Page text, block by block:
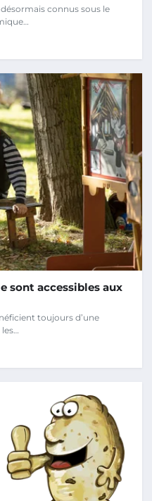
connus sous le
sont accessibles aux
toujours d’une